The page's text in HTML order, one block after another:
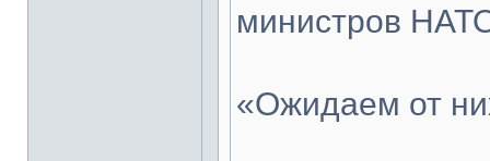
министров
«Ожидаем от